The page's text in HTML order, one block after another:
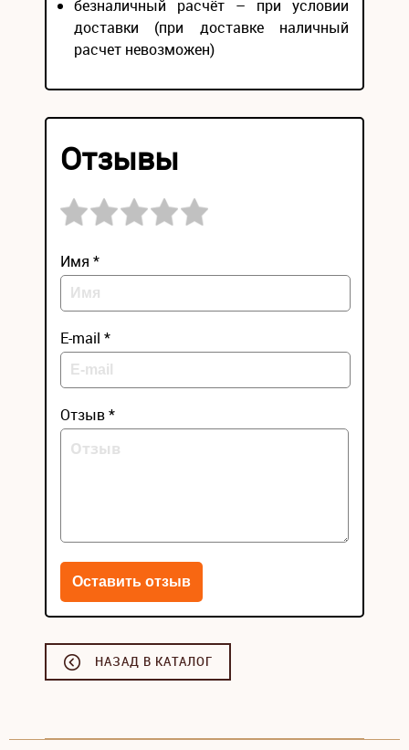
безналичный расчёт – при условии
доставки (при доставке наличный
расчет невозможен)
Отзывы
Имя *
E-mail *
Отзыв *
НАЗАД В КАТАЛОГ